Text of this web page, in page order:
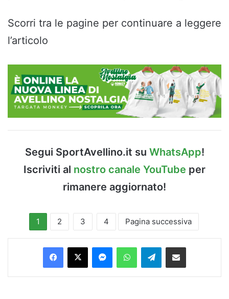
Scorri tra le pagine per continuare a leggere
l’articolo
Segui SportAvellino.it su WhatsApp!
Iscriviti al nostro canale YouTube per
rimanere aggiornato!
1 2 3 4 Pagina successiva
Facebook
X MessengerWhatsAppTelegramCondividi via Email